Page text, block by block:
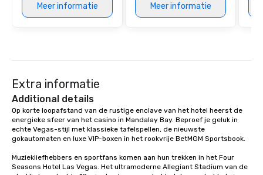
Meer informatie Meer informatie
Extra informatie
Additional details
Op korte loopafstand van de rustige enclave van het hotel heerst de
energieke sfeer van het casino in Mandalay Bay. Beproef je geluk in
echte Vegas-stijl met klassieke tafelspellen, de nieuwste
gokautomaten en luxe VIP-boxen in het rookvrije BetMGM Sportsbook.
Muziekliefhebbers en sportfans komen aan hun trekken in het Four
Seasons Hotel Las Vegas. Het ultramoderne Allegiant Stadium van de